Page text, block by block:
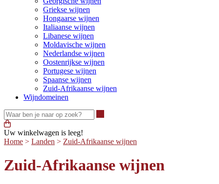
Griekse wijnen
Hongaarse wijnen
Italiaanse wijnen
Libanese wijnen
Moldavische wijnen
Nederlandse wijnen
Oostenrijkse wijnen
Portugese wijnen
Spaanse wijnen
Zuid-Afrikaanse wijnen
Wijndomeinen
Uw winkelwagen is leeg!
Home > Landen > Zuid-Afrikaanse wijnen
Zuid-Afrikaanse wijnen